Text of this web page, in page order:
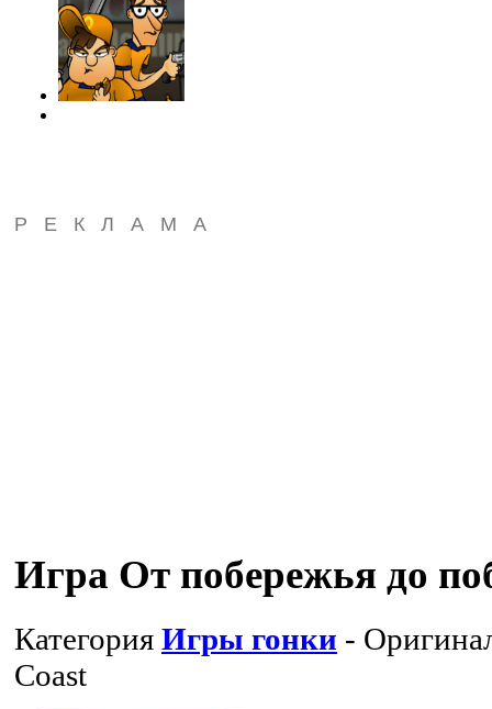
РЕКЛАМА
Игра От побережья до
Категория Игры гонки -
Coast